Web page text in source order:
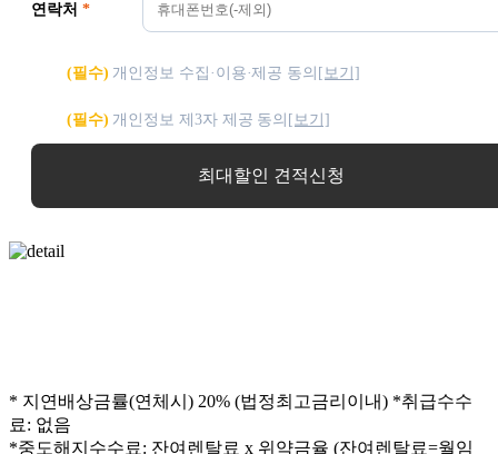
연락처 *
(필수) 개인정보 수집·이용·제공 동의 [보기]
(필수) 개인정보 제3자 제공 동의 [보기]
최대할인 견적신청
* 지연배상금률(연체시) 20% (법정최고금리이내) *취급수수
료: 없음
*중도해지수수료: 잔여렌탈료 x 위약금율 (잔여렌탈료=월임